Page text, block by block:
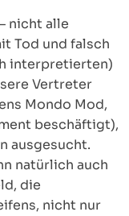
nicht alle
Tod und falsch
interpretierten)
Vertreter
Mondo Mod,
beschäftigt),
ausgesucht.
natürlich auch
die
nicht nur